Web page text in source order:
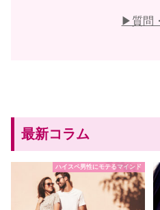
▶︎質問
最新コラム
ハイスペ男性にモテるマインド